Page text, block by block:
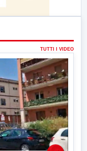
TUTTI I VIDEO